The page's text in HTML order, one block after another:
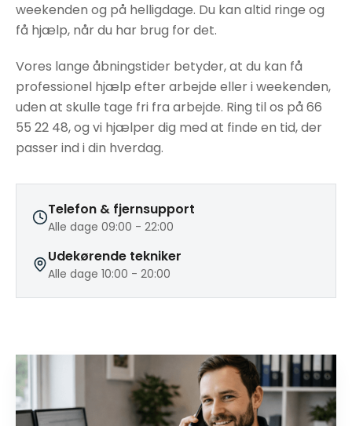
weekenden og på helligdage. Du kan altid ringe og
få hjælp, når du har brug for det.
Vores lange åbningstider betyder, at du kan få
professionel hjælp efter arbejde eller i weekenden,
uden at skulle tage fri fra arbejde. Ring til os på 66
55 22 48, og vi hjælper dig med at finde en tid, der
passer ind i din hverdag.
Telefon & fjernsupport
Alle dage 09:00 - 22:00
Udekørende tekniker
Alle dage 10:00 - 20:00